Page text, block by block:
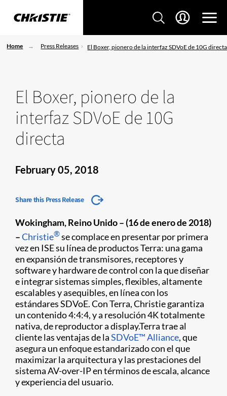
Home Press Releases El Boxer, pionero de la interfaz SDVoE de 10G directa
El Boxer, pionero de la
interfaz SDVoE de 10G
directa
February 05, 2018
Share this Press Release
Wokingham, Reino Unido – (16 de enero de 2018)
–Christie®se complace en presentar por primera
vez en ISE su línea de productos Terra: una gama
en expansión de transmisores, receptores y
software y hardware de control con la que diseñar
e integrar sistemas simples, flexibles, altamente
escalables y asequibles, en línea con los
estándares SDVoE. Con Terra, Christie garantiza
un contenido 4:4:4, y a resolución 4K totalmente
nativa, de reproductor a display.Terra trae al
cliente las ventajas de laSDVoE™ Alliance, que
asegura un enfoque estandarizado con el que
maximizar la arquitectura y las prestaciones del
sistema AV-over-IP en términos de escala, alcance
y experiencia del usuario.